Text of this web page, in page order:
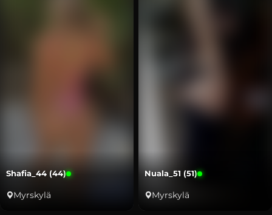
Shafia_44 (44)
Myrskylä
Nuala_51 (51)
Myrskylä